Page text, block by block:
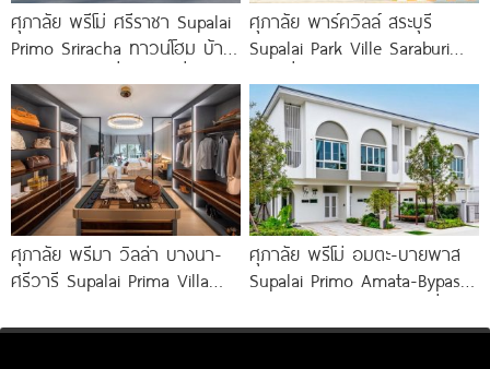
ศุภาลัย พรีโม่ ศรีราชา Supalai
Primo Sriracha ทาวน์โฮม บ้าน
มอเตอร์เวย์
ศุภาลัย พาร์ควิลล์ สระบุรี
Supalai Park Ville Saraburi
บนทำเลติดถนนใหญ่ เริ่ม
ศุภาลัย พรีมา วิลล่า บางนา-
ศรีวารี Supalai Prima Villa
ศุภาลัย พรีโม่ อมตะ-บายพาส
Supalai Primo Amata-Bypass
ใกล้ถนนเลี่ยงเมือง